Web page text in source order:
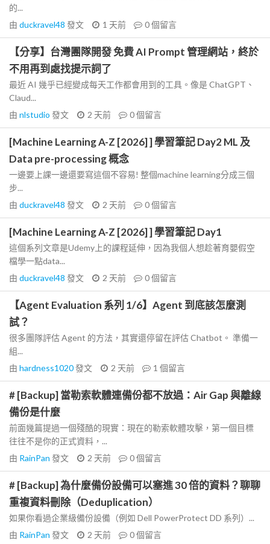
的...
由 duckravel48 發文 1 天前 0個留言
【分享】台灣團隊開發 免費 AI Prompt 管理網站，終於
不用再到處找提示詞了
最近 AI 幾乎已經變成每天工作都會用到的工具。像是 ChatGPT、
Claud...
由 nlstudio 發文 2 天前 0個留言
[Machine Learning A-Z [2026] ] 學習筆記 Day2 ML 及
Data pre-processing 概念
一邊要上課一邊還要寫這個不容易! 整個machine learning分成三個
步...
由 duckravel48 發文 2 天前 0個留言
[Machine Learning A-Z [2026] ] 學習筆記 Day1
這個系列文章是Udemy上的課程延伸，因為我個人想趁著育嬰假空
檔學一點data...
由 duckravel48 發文 2 天前 0個留言
【Agent Evaluation 系列 1/6】Agent 到底該怎麼測
試？
很多團隊評估 Agent 的方法，其實還停留在評估 Chatbot。 準備一
組...
由 hardness1020發文 2 天前 1 個留言
# [Backup] 當勒索軟體連備份都不放過：Air Gap 與離線
備份是什麼
前面幾篇提過一個殘酷的現實：現在的勒索軟體攻擊，第一個目標
往往不是你的正式資料，...
由 RainPan 發文 2 天前 0個留言
# [Backup] 為什麼備份設備可以塞進 30 倍的資料？聊聊
重複資料刪除（Deduplication）
如果你看過企業級備份設備（例如 Dell PowerProtect DD 系列）...
由 RainPan 發文 2 天前 0個留言